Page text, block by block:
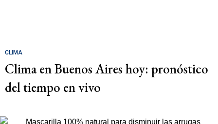
CLIMA
Clima en Buenos Aires hoy: pronóstico
del tiempo en vivo